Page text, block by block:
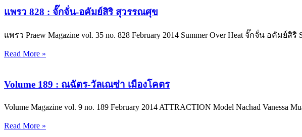
แพรว 828 : จั๊กจั่น-อคัมย์สิริ สุวรรณศุข
แพรว Praew Magazine vol. 35 no. 828 February 2014 Summer Over Heat จั๊กจั่น อคัมย์
Read More »
Volume 189 : ณฉัตร-วัลเณซ่า เมืองโคตร
Volume Magazine vol. 9 no. 189 February 2014 ATTRACTION Model Nachad
Read More »